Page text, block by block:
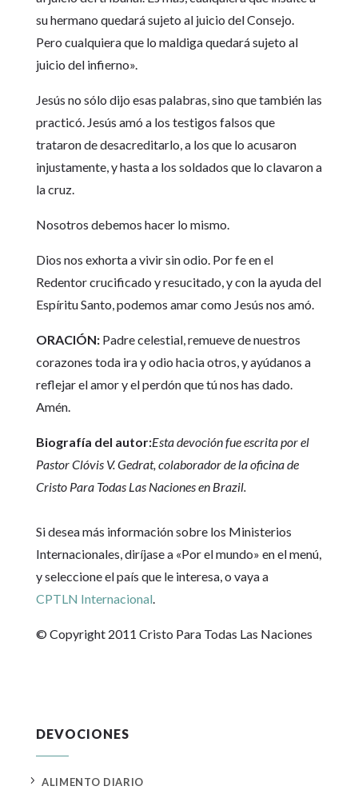
su hermano quedará sujeto al juicio del Consejo.
Pero cualquiera que lo maldiga quedará sujeto al
juicio del infierno».
Jesús no sólo dijo esas palabras, sino que también las
practicó. Jesús amó a los testigos falsos que
trataron de desacreditarlo, a los que lo acusaron
injustamente, y hasta a los soldados que lo clavaron a
la cruz.
Nosotros debemos hacer lo mismo.
Dios nos exhorta a vivir sin odio. Por fe en el
Redentor crucificado y resucitado, y con la ayuda del
Espíritu Santo, podemos amar como Jesús nos amó.
ORACIÓN:Padre celestial, remueve de nuestros
corazones toda ira y odio hacia otros, y ayúdanos a
reflejar el amor y el perdón que tú nos has dado.
Amén.
Biografía del autor:Esta devoción fue escrita por el
Pastor Clóvis V. Gedrat, colaborador de la oficina de
Cristo Para Todas Las Naciones en Brazil.
Si desea más información sobre los Ministerios
Internacionales, diríjase a «Por el mundo» en el menú,
y seleccione el país que le interesa, o vaya a
CPTLN Internacional.
© Copyright 2011 Cristo Para Todas Las Naciones
DEVOCIONES
5 ALIMENTO DIARIO